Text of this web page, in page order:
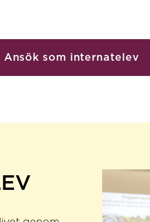
Ansök som internatelev